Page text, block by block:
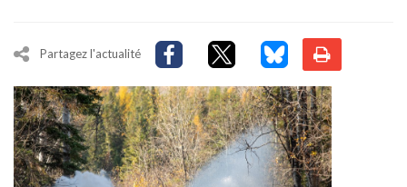
Partagez l'actualité